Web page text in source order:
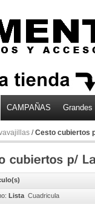
CAMPAÑAS
/Cesto cubiertos
Lista Cuadricula